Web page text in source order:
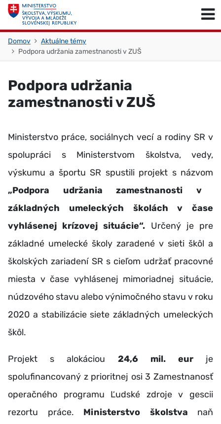
Skočiť na obsah
Domov
Aktuálne témy
Podpora udržania zamestnanosti v ZUŠ
Podpora udržania
zamestnanosti v ZUŠ
Ministerstvo práce, sociálnych vecí a rodiny SR v
spolupráci s Ministerstvom školstva, vedy,
výskumu a športu SR spustili projekt s názvom
„Podpora udržania zamestnanosti v
základných umeleckých školách v čase
vyhlásenej krízovej situácie“. Určený je pre
základné umelecké školy zaradené v sieti škôl a
školských zariadení SR s cieľom udržať pracovné
miesta v čase vyhlásenej mimoriadnej situácie,
núdzového stavu alebo výnimočného stavu v roku
2020 a stabilizácie siete základných umeleckých
škôl.
Projekt s alokáciou 24,6 mil. eurje
spolufinancovaný z prioritnej osi 3 Zamestnanosť
operačného programu Ľudské zdroje v gescii
rezortu práce. Ministerstvo školstva naň
Skočiť na začiatok stránky